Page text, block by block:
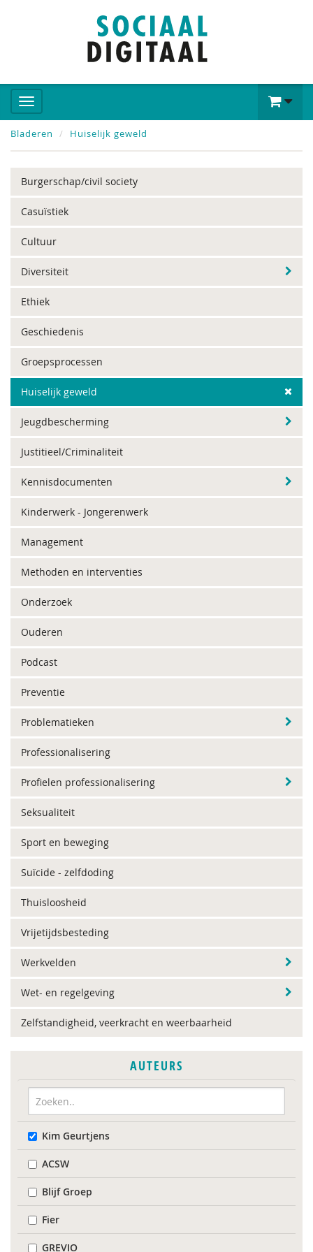
Bladeren Huiselijk geweld
Burgerschap/civil society
Casuïstiek
Cultuur
Diversiteit
Ethiek
Geschiedenis
Groepsprocessen
Huiselijk geweld
Jeugdbescherming
Justitieel/Criminaliteit
Kennisdocumenten
Kinderwerk - Jongerenwerk
Management
Methoden en interventies
Onderzoek
Ouderen
Podcast
Preventie
Problematieken
Professionalisering
Profielen professionalisering
Seksualiteit
Sport en beweging
Suïcide - zelfdoding
Thuisloosheid
Vrijetijdsbesteding
Werkvelden
Wet- en regelgeving
Zelfstandigheid, veerkracht en weerbaarheid
AUTEURS
Kim Geurtjens
ACSW
Blijf Groep
Fier
GREVIO